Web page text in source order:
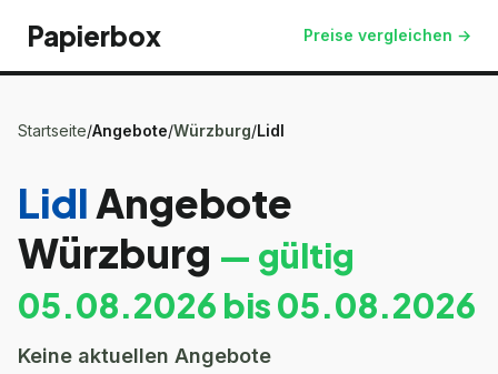
Papierbox Preise vergleichen →
Startseite/Angebote/Würzburg/Lidl
LidlAngebote
Würzburg — gültig
05.08.2026 bis05.08.2026
Keine aktuellen Angebote